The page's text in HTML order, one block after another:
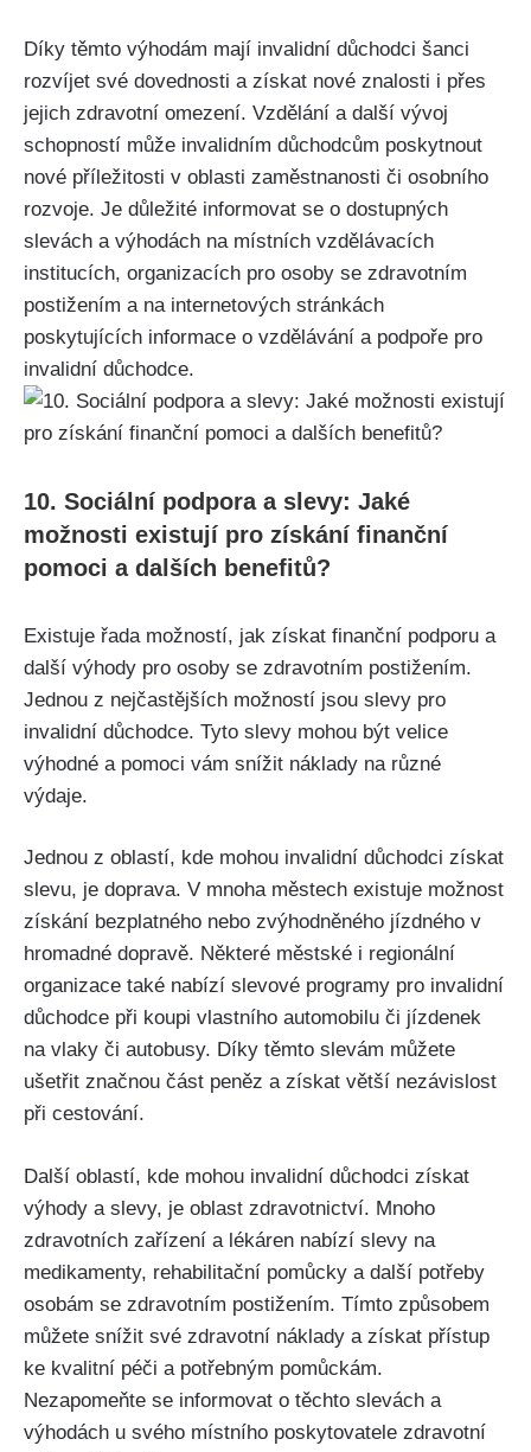
Díky těmto výhodám mají invalidní důchodci šanci
rozvíjet své dovednosti a získat nové znalosti i přes
jejich zdravotní omezení. Vzdělání a další vývoj
schopností může invalidním důchodcům poskytnout
nové příležitosti v oblasti zaměstnanosti či osobního
rozvoje. Je důležité informovat se o dostupných
slevách a výhodách na místních vzdělávacích
institucích, organizacích pro osoby se zdravotním
postižením a na internetových stránkách
poskytujících informace o vzdělávání a podpoře pro
invalidní důchodce.
10. Sociální podpora a slevy: Jaké
možnosti existují pro získání finanční
pomoci a dalších benefitů?
Existuje řada možností, jak získat finanční podporu a
další výhody pro osoby se zdravotním postižením.
Jednou z nejčastějších možností jsou slevy pro
invalidní důchodce. Tyto slevy mohou být velice
výhodné a pomoci vám snížit náklady na různé
výdaje.
Jednou z oblastí, kde mohou invalidní důchodci získat
slevu, je doprava. V mnoha městech existuje možnost
získání bezplatného nebo zvýhodněného jízdného v
hromadné dopravě. Některé městské i regionální
organizace také nabízí slevové programy pro invalidní
důchodce při koupi vlastního automobilu či jízdenek
na vlaky či autobusy. Díky těmto slevám můžete
ušetřit značnou část peněz a získat větší nezávislost
při cestování.
Další oblastí, kde mohou invalidní důchodci získat
výhody a slevy, je oblast zdravotnictví. Mnoho
zdravotních zařízení a lékáren nabízí slevy na
medikamenty, rehabilitační pomůcky a další potřeby
osobám se zdravotním postižením. Tímto způsobem
můžete snížit své zdravotní náklady a získat přístup
ke kvalitní péči a potřebným pomůckám.
Nezapomeňte se informovat o těchto slevách a
výhodách u svého místního poskytovatele zdravotní